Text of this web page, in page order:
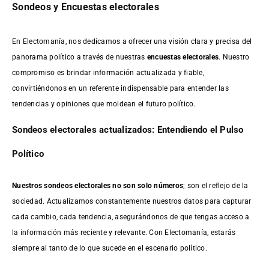
Sondeos y Encuestas electorales
En Electomanía, nos dedicamos a ofrecer una visión clara y precisa del
panorama político a través de nuestras encuestas electorales. Nuestro
compromiso es brindar información actualizada y fiable,
convirtiéndonos en un referente indispensable para entender las
tendencias y opiniones que moldean el futuro político.
Sondeos electorales actualizados: Entendiendo el Pulso
Político
Nuestros sondeos electorales no son solo números; son el reflejo de la
sociedad. Actualizamos constantemente nuestros datos para capturar
cada cambio, cada tendencia, asegurándonos de que tengas acceso a
la información más reciente y relevante. Con Electomanía, estarás
siempre al tanto de lo que sucede en el escenario político.